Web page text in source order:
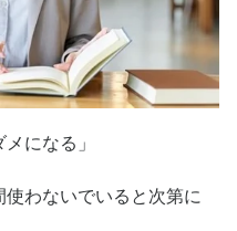
になる」
わないでいると次第に